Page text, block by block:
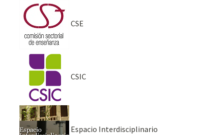
CSE
CSIC
Espacio Interdisciplinario